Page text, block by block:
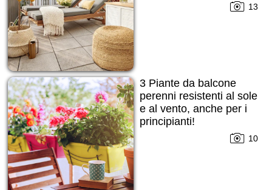
13
3 Piante da balcone
perenni resistenti al sole
e al vento, anche per i
principianti!
10